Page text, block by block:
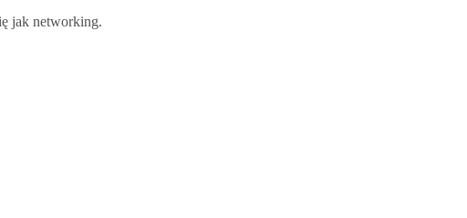
jak networking.